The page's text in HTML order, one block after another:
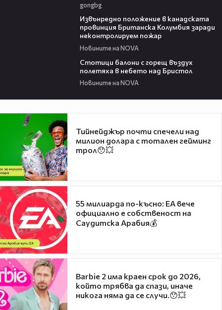
gongbg
Извънредно положение в канадската
провинция Британска Колумбия заради
неконтролируем пожар
Новините на NOVA
Стотици балони с горещ въздух
полетяха в небето над Бристол
Новините на NOVA
Тийнейджър почти спечели над
милион долара с тотален гейминг
трол😯💥
55 милиарда по-късно: EA вече
официално е собственост на
Саудитска Арабия💰
Barbie 2 има краен срок до 2026,
който трябва да спази, иначе
никога няма да се случи.😯💥